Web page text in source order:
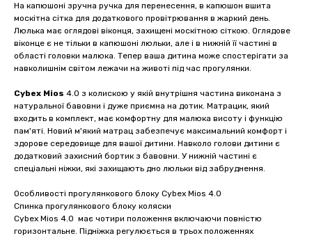
На капюшоні зручна ручка для перенесення, в капюшон вшита
москітна сітка для додаткового провітрювання в жаркий день.
Люлька має оглядові віконця, захищені москітною сіткою. Оглядове
віконце є не тільки в капюшоні люльки, але і в нижній її частині в
області головки малюка. Тепер ваша дитина може спостерігати за
навколишнім світом лежачи на животі під час прогулянки.
Cybex Mios 4.0 з колискою у якій внутрішня частина виконана з
натуральної бавовни і дуже приємна на дотик. Матрацик, який
входить в комплект, має комфортну для малюка висоту і функцію
пам'яті. Новий м'який матрац забезпечує максимальний комфорт і
здорове середовище для вашої дитини. Навколо голови дитини є
додатковий захисний бортик з бавовни. У нижній частині є
спеціальні ніжки, які захищають дно люльки від забруднення.
Особливості прогулянкового блоку Cybex Mios 4.0
Спинка прогулянкового блоку коляски
Cybex Mios 4.0 має чотири положення включаючи повністю
горизонтальне. Підніжка регулюється в трьох положеннях